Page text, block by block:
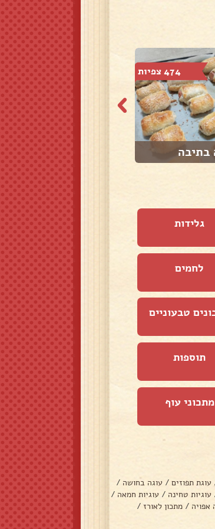
474 צפיות
גלידות
לחמים
טבעוניים
תוספות
מתכוני עוף
עוגת תפוזים / עוגה בחושה /
עוגיות טחינה / עוגיות חמאה /
אפויה / מתכון לאורז /